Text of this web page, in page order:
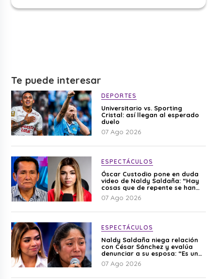
Te puede interesar
DEPORTES
Universitario vs. Sporting
Cristal: así llegan al esperado
duelo
07 Ago 2026
ESPECTÁCULOS
Óscar Custodio pone en duda
video de Naldy Saldaña: “Hay
cosas que de repente se han
editado”
07 Ago 2026
ESPECTÁCULOS
Naldy Saldaña niega relación
con César Sánchez y evalúa
denunciar a su esposa: “Es una
difamación”
07 Ago 2026